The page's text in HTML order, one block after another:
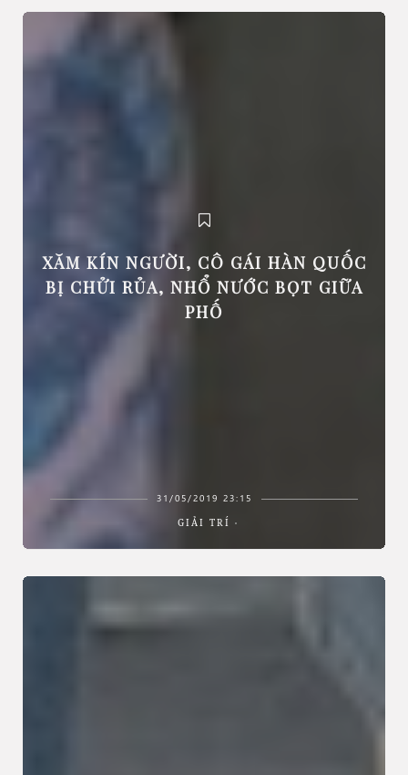
XĂM KÍN NGƯỜI, CÔ GÁI HÀN QUỐC
BỊ CHỬI RỦA, NHỔ NƯỚC BỌT GIỮA
PHỐ
31/05/2019 23:15
GIẢI TRÍ